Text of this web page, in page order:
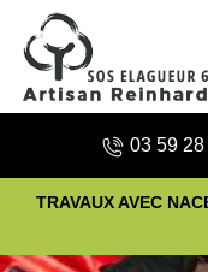
03 59
TRAVAUX AVEC